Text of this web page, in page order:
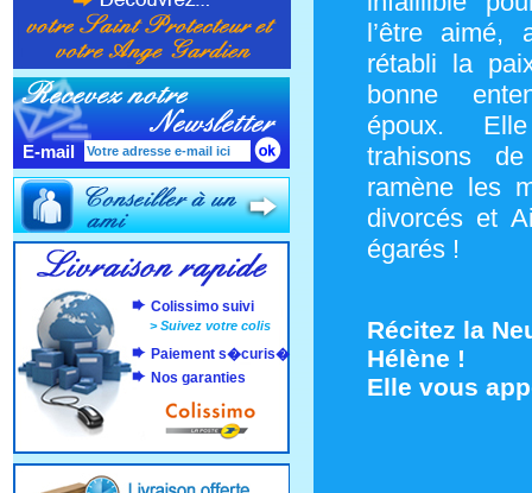
E-mail
Colissimo suivi
>Suivez votre colis
Paiement s�curis�
Nos garanties
l’être aimé,
rétabli la
bonne
époux.
trahisons
ramène les
divorcés et
égarés !
Récitez la
Hélène !
Elle vous